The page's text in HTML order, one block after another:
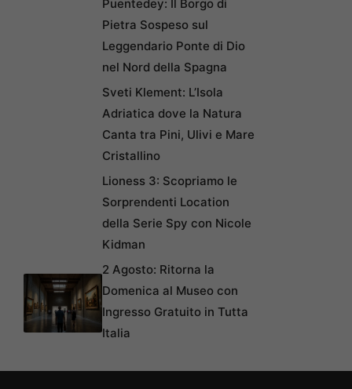
Puentedey: Il Borgo di
Pietra Sospeso sul
Leggendario Ponte di Dio
nel Nord della Spagna
Sveti Klement: L’Isola
Adriatica dove la Natura
Canta tra Pini, Ulivi e Mare
Cristallino
Lioness 3: Scopriamo le
Sorprendenti Location
della Serie Spy con Nicole
Kidman
2 Agosto: Ritorna la
Domenica al Museo con
Ingresso Gratuito in Tutta
Italia